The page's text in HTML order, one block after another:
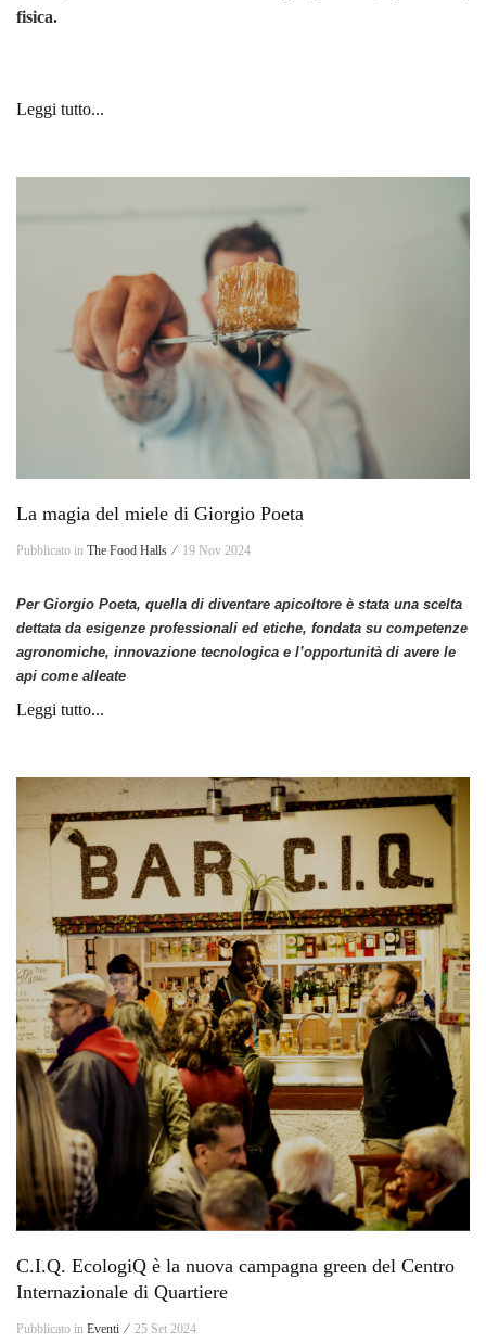
fisica.
Leggi tutto...
La magia del miele di Giorgio Poeta
Pubblicato in The Food Halls ⁄ 19 Nov 2024
Per Giorgio Poeta, quella di diventare apicoltore è stata una scelta
dettata da esigenze professionali ed etiche, fondata su competenze
agronomiche, innovazione tecnologica e l’opportunità di avere le
api come alleate
Leggi tutto...
C.I.Q. EcologiQ è la nuova campagna green del Centro
Internazionale di Quartiere
Pubblicato in Eventi ⁄ 25 Set 2024